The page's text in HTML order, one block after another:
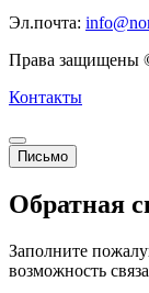
Эл.почта:
Права защищены
Контакты
Письмо
Обратная
Заполните
возможность